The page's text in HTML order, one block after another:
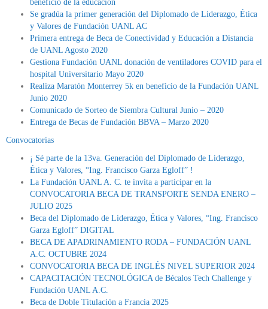
beneficio de la educación
Se gradúa la primer generación del Diplomado de Liderazgo, Ética
y Valores de Fundación UANL AC
Primera entrega de Beca de Conectividad y Educación a Distancia
de UANL Agosto 2020
Gestiona Fundación UANL donación de ventiladores COVID para el
hospital Universitario Mayo 2020
Realiza Maratón Monterrey 5k en beneficio de la Fundación UANL
Junio 2020
Comunicado de Sorteo de Siembra Cultural Junio – 2020
Entrega de Becas de Fundación BBVA – Marzo 2020
Convocatorias
¡ Sé parte de la 13va. Generación del Diplomado de Liderazgo,
Ética y Valores, “Ing. Francisco Garza Egloff” !
La Fundación UANL A. C. te invita a participar en la
CONVOCATORIA BECA DE TRANSPORTE SENDA ENERO –
JULIO 2025
Beca del Diplomado de Liderazgo, Ética y Valores, “Ing. Francisco
Garza Egloff” DIGITAL
BECA DE APADRINAMIENTO RODA – FUNDACIÓN UANL
A.C. OCTUBRE 2024
CONVOCATORIA BECA DE INGLÉS NIVEL SUPERIOR 2024
CAPACITACIÓN TECNOLÓGICA de Bécalos Tech Challenge y
Fundación UANL A.C.
Beca de Doble Titulación a Francia 2025